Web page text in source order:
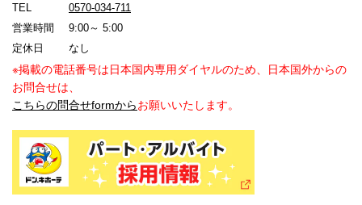
TEL
0570-034-711
営業時間
9:00～ 5:00
定休日
なし
※掲載の電話番号は日本国内専用ダイヤルのため、日本国外からの
お問合せは、
こちらの問合せformからお願いいたします。